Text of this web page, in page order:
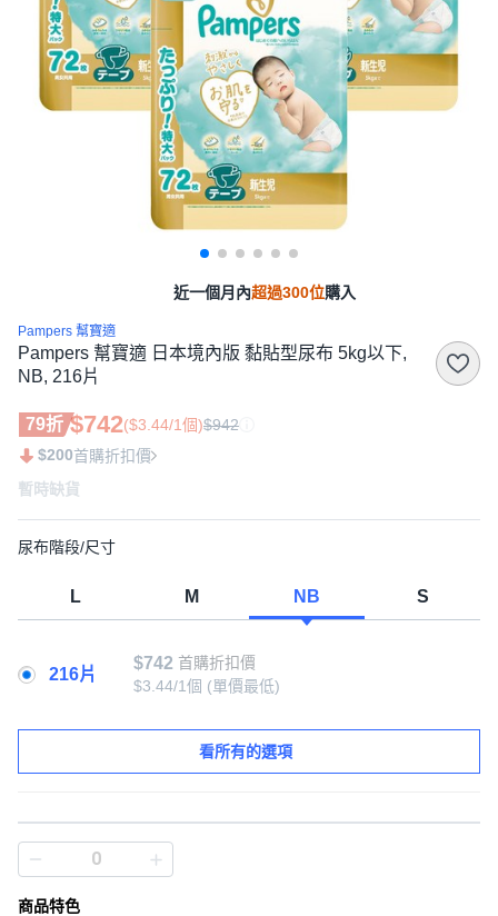
近一個月內超過300位購入
Pampers 幫寶適
Pampers 幫寶適 日本境內版 黏貼型尿布 5kg以下,
NB, 216片
79折 $742($3.44/1個)$942
$200首購折扣價
暫時缺貨
尿布階段/尺寸
L M NB S
216片
$742 首購折扣價
$3.44/1個 (單價最低)
看所有的選項
商品特色